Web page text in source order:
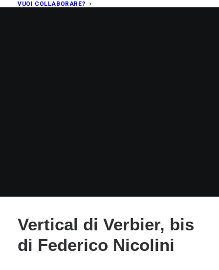
VUOI COLLABORARE?
Vertical di Verbier, bis
di Federico Nicolini